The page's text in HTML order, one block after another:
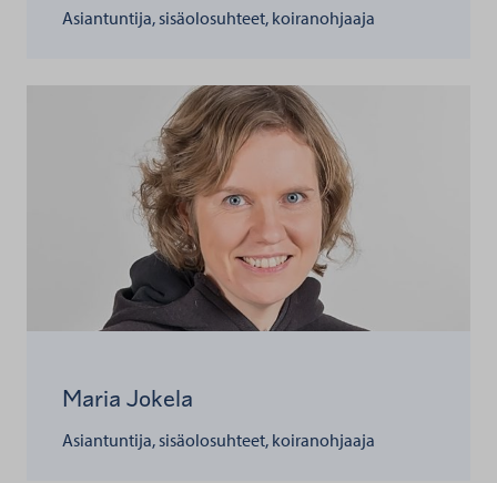
Asiantuntija, sisäolosuhteet, koiranohjaaja
Maria Jokela
Asiantuntija, sisäolosuhteet, koiranohjaaja